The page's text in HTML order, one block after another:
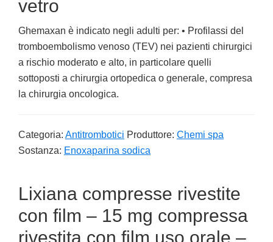
vetro
Ghemaxan è indicato negli adulti per: • Profilassi del
tromboembolismo venoso (TEV) nei pazienti chirurgici
a rischio moderato e alto, in particolare quelli
sottoposti a chirurgia ortopedica o generale, compresa
la chirurgia oncologica.
Categoria: Antitrombotici Produttore: Chemi spa
Sostanza: Enoxaparina sodica
Lixiana compresse rivestite
con film – 15 mg compressa
rivestita con film uso orale –